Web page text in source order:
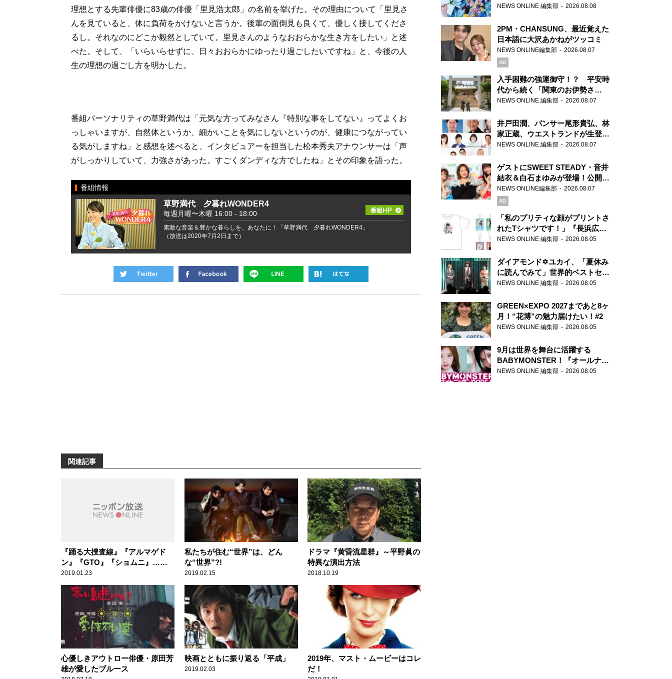
理想とする先輩俳優に83歳の俳優「里見浩太郎」の名前を挙げた。その理由について「里見さ
んを見ていると、体に負荷をかけないと言うか。後輩の面倒見も良くて、優しく接してくださ
るし。それなのにどこか毅然としていて。里見さんのようなおおらかな生き方をしたい」と述
べた。そして、「いらいらせずに、日々おおらかにゆったり過ごしたいですね」と、今後の人
生の理想の過ごし方を明かした。
番組パーソナリティの草野満代は「元気な方ってみなさん『特別な事をしてない』ってよくお
っしゃいますが、自然体というか、細かいことを気にしないというのが、健康につながってい
る気がしますね」と感想を述べると、インタビュアーを担当した松本秀夫アナウンサーは「声
がしっかりしていて、力強さがあった。すごくダンディな方でしたね」とその印象を語った。
番組情報
草野満代 夕暮れWONDER4
毎週月曜〜木曜 16:00 - 18:00
素敵な音楽＆豊かな暮らしを、あなたに！「草野満代 夕暮れWONDER4」
（放送は2020年7月2日まで）
関連記事
『踊る大捜査線』『アルマゲド
ン』『GTO』『ショムニ』…映
画・ドラマが豊作だった時代
2019.01.23
私たちが住む“世界”は、どん
な“世界”?!
2019.02.15
ドラマ『黄昏流星群』～平野眞の
特異な演出方法
2018.10.19
心優しきアウトロー俳優・原田芳
雄が愛したブルース
映画とともに振り返る「平成」
2019.02.03
2019年、マスト・ムービーはコレ
だ！
NEWS ONLINE 編集部 2026.08.08
2PM・CHANSUNG、最近覚えた
日本語に大沢あかねがツッコミ
NEWS ONLINE編集部 2026.08.07
AD
入手困難の強運御守！？ 平安時
代から続く「関東のお伊勢さ
ま」、芝大神宮にてランパンプス
NEWS ONLINE 編集部 2026.08.07
井戸田潤、パンサー尾形貴弘、林
家正蔵、ウエストランドが生登
場！『ラジオビバリー昼ズ』
NEWS ONLINE 編集部 2026.08.07
ゲストにSWEET STEADY・音井
結衣＆白石まゆみが登場！公開収
録で素顔全開！
NEWS ONLINE編集部 2026.08.07
AD
「私のプリティな顔がプリントさ
れたTシャツです！」『長浜広奈
天下無双』初の番組グッズ発売
NEWS ONLINE 編集部 2026.08.05
ダイアモンド✡ユカイ、「夏休み
に読んでみて」世界的ベストセラ
ー『アナスタシア』を紹介
NEWS ONLINE 編集部 2026.08.05
GREEN×EXPO 2027まであと8ヶ
月！“花博”の魅力届けたい！#2
NEWS ONLINE 編集部 2026.08.05
9月は世界を舞台に活躍する
BABYMONSTER！『オールナイ
トニッポンPODCAST』月替わり
NEWS ONLINE 編集部 2026.08.05